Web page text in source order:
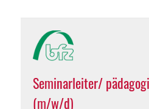
Seminarleiter/
(m/w/d)